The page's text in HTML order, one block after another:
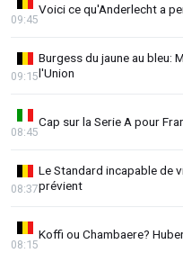
Voici ce qu'Anderlecht a
09:45
Burgess du jaune au bleu:
l'Union
09:15
Cap sur la Serie A pour
08:45
Le Standard incapable de
prévient
08:37
Koffi ou Chambaere?
08:15